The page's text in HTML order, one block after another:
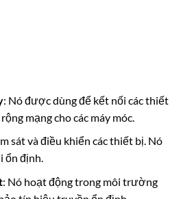
: Nó được dùng để kết nối các thiết
mạng cho các máy móc.
sát và điều khiển các thiết bị. Nó
ổn định.
: Nó hoạt động trong môi trường